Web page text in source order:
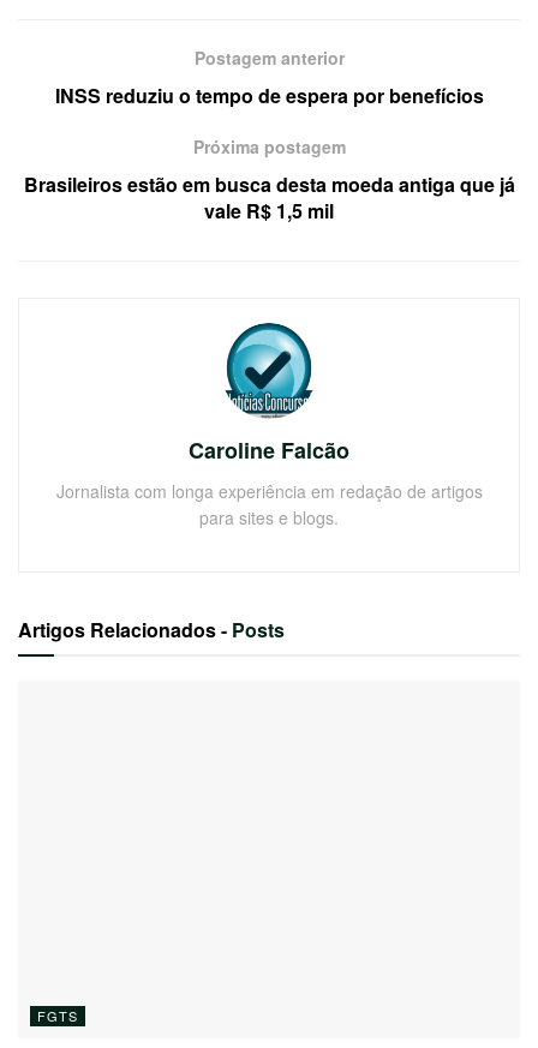
Postagem anterior
INSS reduziu o tempo de espera por benefícios
Próxima postagem
Brasileiros estão em busca desta moeda antiga que já
vale R$ 1,5 mil
Caroline Falcão
Jornalista com longa experiência em redação de artigos
para sites e blogs.
Artigos Relacionados- Posts
FGTS